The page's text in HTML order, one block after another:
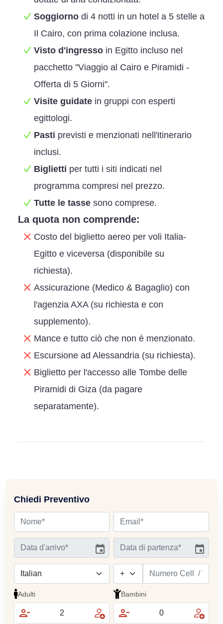
Soggiorno di 4 notti in un hotel a 5 stelle a
Il Cairo, con prima colazione inclusa.
Visto d'ingresso in Egitto incluso nel
pacchetto "Viaggio al Cairo e Piramidi -
Offerta di 5 Giorni".
Visite guidate in gruppi con esperti
egittologi.
Pasti previsti e menzionati nell'itinerario
inclusi.
Biglietti per tutti i siti indicati nel
programma compresi nel prezzo.
Tutte le tasse sono comprese.
La quota non comprende:
Costo del biglietto aereo per voli Italia-
Egitto e viceversa (disponibile su
richiesta).
Assicurazione (Medico & Bagaglio) con
l'agenzia AXA (su richiesta e con
supplemento).
Mance e tutto ciò che non è menzionato.
Escursione ad Alessandria (su richiesta).
Biglietto per l'accesso alle Tombe delle
Piramidi di Giza (da pagare
separatamente).
Chiedi Preventivo
Adulti Bambini